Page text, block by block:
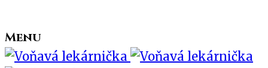
Menu